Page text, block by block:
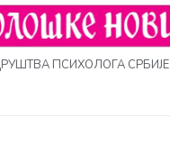
ПСИХОЛОГА СРБИЈЕ